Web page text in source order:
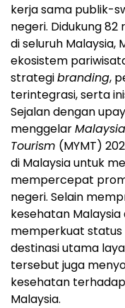
kerja sama publik-
negeri. Didukung
di seluruh Malaysia,
ekosistem
strategibranding,
terintegrasi, serta
Sejalan dengan
menggelar
Tourism (MYMT)
di Malaysia untuk
mempercepat
negeri. Selain
kesehatan Malaysia
memperkuat status
destinasi utama
tersebut juga
kesehatan
Malaysia.